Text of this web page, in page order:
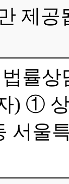
제공
률
) ①
서울